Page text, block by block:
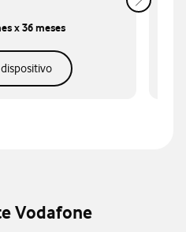
x 36 meses
Vodafone